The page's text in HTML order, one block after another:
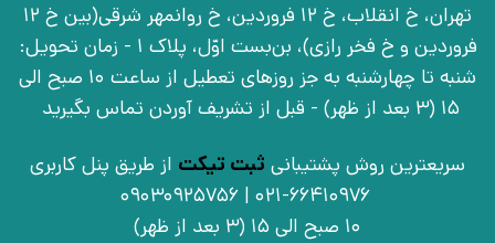
تهران، خ انقلاب، خ 12 فروردین، خ روانمهر شرقی(بین خ 12
فروردین و خ فخر رازی)، بن‌بست اوّل، پلاک 1 - زمان تحویل:
شنبه تا چهارشنبه به جز روزهای تعطیل از ساعت 10 صبح الی
15 (3 بعد از ظهر) - قبل از تشریف آوردن تماس بگیرید
سریعترین روش پشتیبانی ثبت تیکت از طریق پنل کاربری
021-66410976 | 09030925756
10 صبح الی 15 (3 بعد از ظهر)